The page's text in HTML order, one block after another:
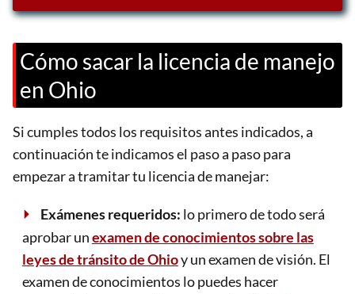
Cómo sacar la licencia de manejo
en Ohio
Si cumples todos los requisitos antes indicados, a
continuación te indicamos el paso a paso para
empezar a tramitar tu licencia de manejar:
Exámenes requeridos: lo primero de todo será
aprobar unexamen de conocimientos sobre las
leyes de tránsito de Ohioy un examen de visión. El
examen de conocimientos lo puedes hacer